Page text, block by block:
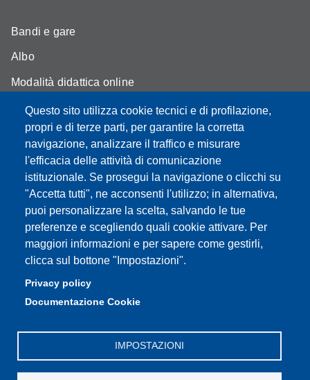
Questo sito utilizza cookie tecnici e di profilazione,
propri e di terze parti, per garantire la corretta
navigazione, analizzare il traffico e misurare
l'efficacia delle attività di comunicazione
istituzionale. Se prosegui la navigazione o clicchi su
"Accetta tutti", ne acconsenti l'utilizzo; in alternativa,
puoi personalizzare la scelta, salvando le tue
preferenze e scegliendo quali cookie attivare. Per
maggiori informazioni e per sapere come gestirli,
clicca sul bottone "Impostazioni".
Privacy policy
Documentazione Cookie
IMPOSTAZIONI
Bandi e gare
Albo
Modalità didattica online
Segreteria studenti
Assicurazione qualità
Partita IVA: 00427620364
Dipartimento di Educazione e Scienze Umane
Sede: Viale Timavo 93 - 42121 Reggio nell'Emilia
Area Didattica: didattica.desu@unimore.it
Segreteria: segreteria.educazione@unimore.it
Telefono: 0522/523611 (portineria)